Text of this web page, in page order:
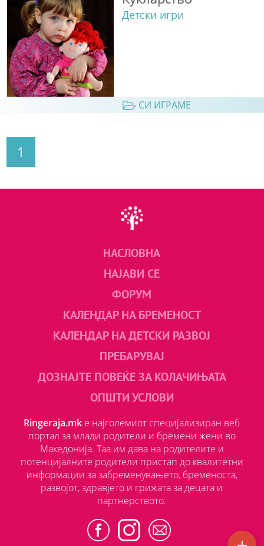
Детски игри
СИ ИГРАМЕ
1
НАСЛОВНА
НАЈАВИ СЕ
ФОРУМ
КАЛЕНДАР НА БРЕМЕНОСТ
КАЛЕНДАР НА ДЕТСКИ РАЗВОЈ
ПРЕБАРУВАЈ
ДОЗНАЈТЕ ПОВЕЌЕ ЗА КОЛАЧИЊАТА
ОПШТИ УСЛОВИ
Ringeraja.mk е најголемиот специјализиран веб
портал за млади родители и бремени жени во
Македонија. Таа им дава на родителите и
потенцијалните родители пристап до квалитетни
информации за забременувањето, бременоста,
развојот, здравјето и грижата за децата и
партнерството.